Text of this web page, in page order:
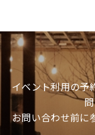
イベント利用の予
お問い合わせ前に